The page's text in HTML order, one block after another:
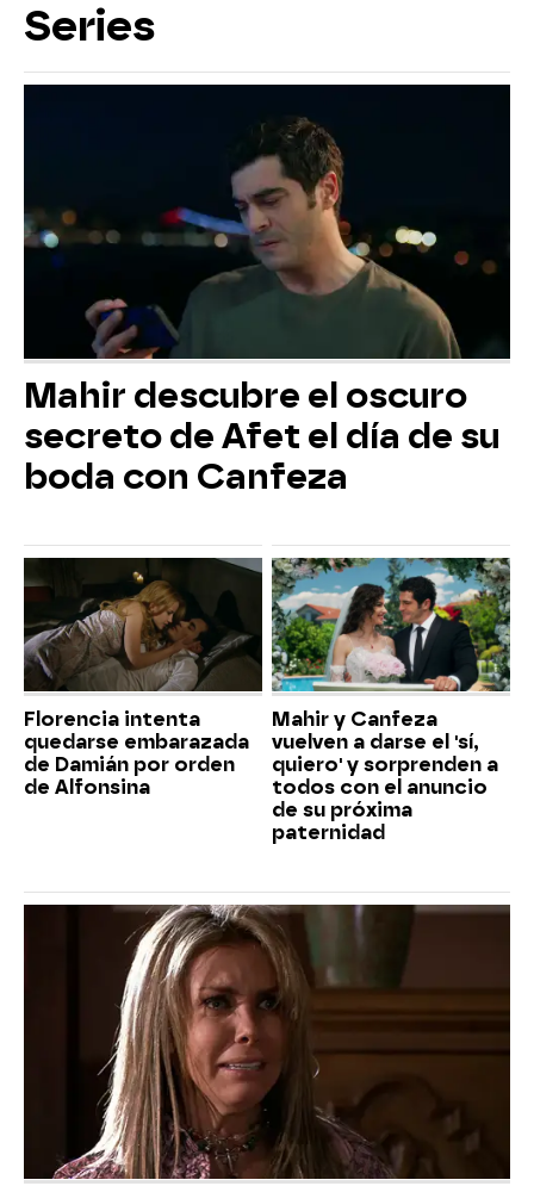
Series
Mahir descubre el oscuro
secreto de Afet el día de su
boda con Canfeza
Florencia intenta
quedarse embarazada
de Damián por orden
de Alfonsina
Mahir y Canfeza
vuelven a darse el 'sí,
quiero' y sorprenden a
todos con el anuncio
de su próxima
paternidad